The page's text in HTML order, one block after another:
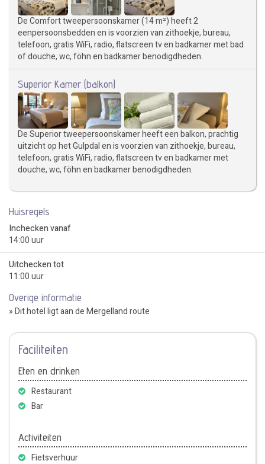
De Comfort tweepersoonskamer (14 m²) heeft 2
eenpersoonsbedden en is voorzien van zithoekje, bureau,
telefoon, gratis WiFi, radio, flatscreen tv en badkamer met bad
of douche, wc, föhn en badkamer benodigdheden.
Superior Kamer (balkon)
De Superior tweepersoonskamer heeft een balkon, prachtig
uitzicht op het Gulpdal en is voorzien van zithoekje, bureau,
telefoon, gratis WiFi, radio, flatscreen tv en badkamer met
douche, wc, föhn en badkamer benodigdheden.
Huisregels
Inchecken vanaf
14:00 uur
Uitchecken tot
11:00 uur
Overige informatie
» Dit hotel ligt aan de Mergelland route
Faciliteiten
Eten en drinken
Restaurant
Bar
Activiteiten
Fietsverhuur